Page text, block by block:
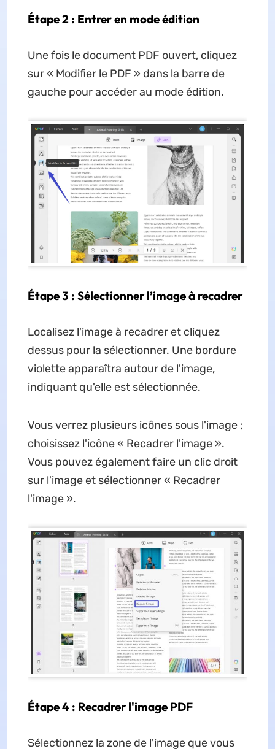
Étape 2 : Entrer en mode édition
Une fois le document PDF ouvert, cliquez
sur « Modifier le PDF » dans la barre de
gauche pour accéder au mode édition.
Étape 3 : Sélectionner l’image à recadrer
Localisez l'image à recadrer et cliquez
dessus pour la sélectionner. Une bordure
violette apparaîtra autour de l'image,
indiquant qu'elle est sélectionnée.
Vous verrez plusieurs icônes sous l'image ;
choisissez l'icône « Recadrer l'image ».
Vous pouvez également faire un clic droit
sur l'image et sélectionner « Recadrer
l'image ».
Étape 4 : Recadrer l'image PDF
Sélectionnez la zone de l'image que vous